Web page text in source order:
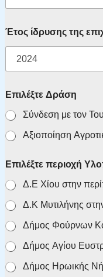
Έτος ίδρυσης της
Επιλέξτε Δράση
Αξιοποίηση
Επιλέξτε περιοχή
Δ.Ε Χίου στην
Δ.Κ Μυτιλήνης
Δήμος Φούρνων
Δήμος Αγίου
Δήμος Ηρωικής